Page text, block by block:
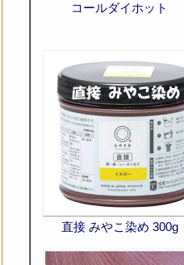
コールダイホット
直接 みやこ染め 300g